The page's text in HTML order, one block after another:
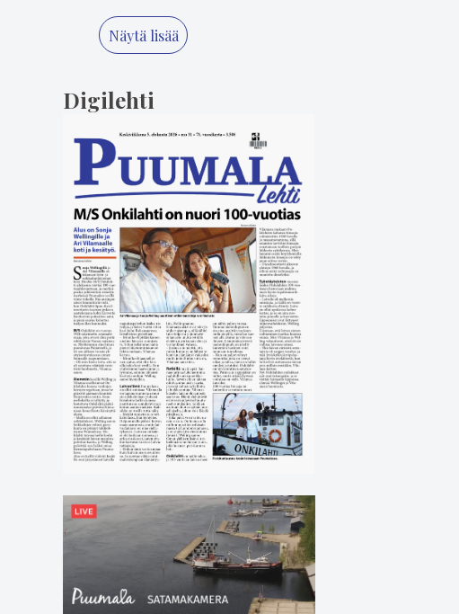
Näytä lisää
Digilehti